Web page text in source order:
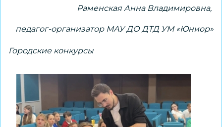
Раменская Анна Владимировна,
педагог-организатор МАУ ДО ДТД УМ «Юниор»
Городские конкурсы